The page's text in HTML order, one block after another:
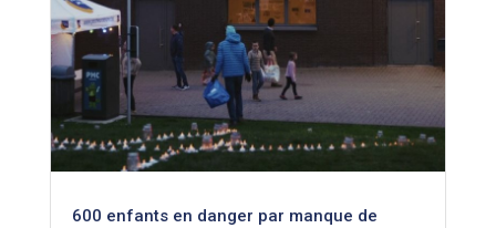
600 enfants en danger par manque de